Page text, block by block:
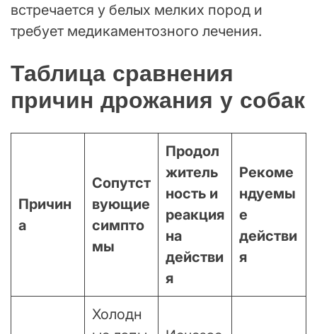
встречается у белых мелких пород и
требует медикаментозного лечения.
Таблица сравнения
причин дрожания у собак
Причин
а
Сопутст
вующие
симпто
мы
Продол
житель
ность и
реакция
на
действи
я
Рекоме
ндуемы
е
действи
я
Холодн